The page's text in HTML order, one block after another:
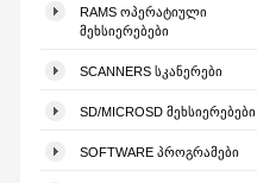
RAMS ᲝᲞᲔᲠᲐᲢᲘᲣᲚᲘ
ᲛᲔᲮᲡᲘᲔᲠᲔᲑᲔᲑᲘ
SCANNERS ᲡᲙᲐᲜᲔᲠᲔᲑᲘ
SD/MICROSD ᲛᲔᲮᲡᲘᲔᲠᲔᲑᲔᲑᲘ
SOFTWARE ᲞᲠᲝᲒᲠᲐᲛᲔᲑᲘ